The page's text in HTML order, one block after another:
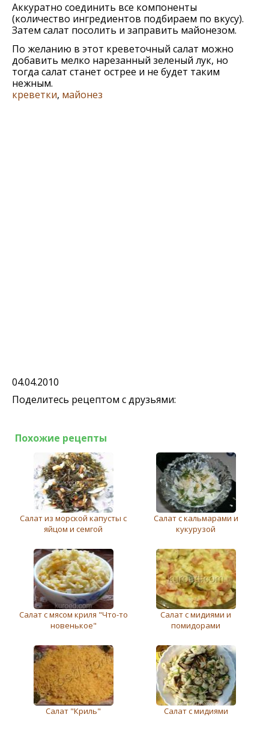
Аккуратно соединить все компоненты
(количество ингредиентов подбираем по вкусу).
Затем салат посолить и заправить майонезом.
По желанию в этот креветочный салат можно
добавить мелко нарезанный зеленый лук, но
тогда салат станет острее и не будет таким
нежным.
креветки, майонез
04.04.2010
Поделитесь рецептом с друзьями:
Похожие рецепты
Салат из морской капусты с
яйцом и семгой
Салат с кальмарами и
кукурузой
Салат с мясом криля "Что-то
новенькое"
Салат с мидиями и
помидорами
Салат "Криль" Салат с мидиями